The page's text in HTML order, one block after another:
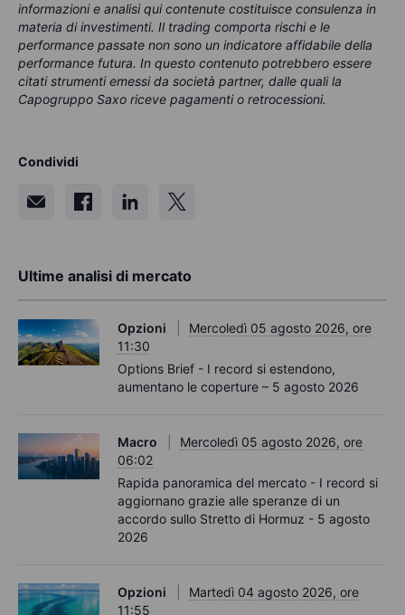
informazioni e analisi qui contenute costituisce consulenza in
materia di investimenti. Il trading comporta rischi e le
performance passate non sono un indicatore affidabile della
performance futura. In questo contenuto potrebbero essere
citati strumenti emessi da società partner, dalle quali la
Capogruppo Saxo riceve pagamenti o retrocessioni.
Condividi
Ultime analisi di mercato
Opzioni
Mercoledì 05 agosto 2026, ore
11:30
Options Brief - I record si estendono,
aumentano le coperture – 5 agosto 2026
Macro
Mercoledì 05 agosto 2026, ore
06:02
Rapida panoramica del mercato - I record si
aggiornano grazie alle speranze di un
accordo sullo Stretto di Hormuz - 5 agosto
2026
Opzioni
Martedì 04 agosto 2026, ore
11:55